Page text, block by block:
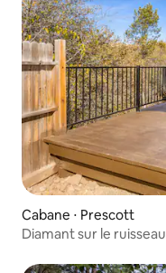
Cabane ⋅ Prescott
Diamant sur le ruisseau